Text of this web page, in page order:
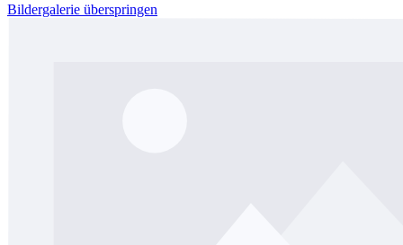
Bildergalerie überspringen